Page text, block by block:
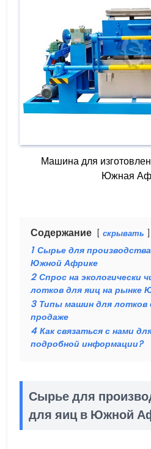
Машина для
Южная
Содержание скрывать
1 Сырье для
Южной Африке
2 Спрос на экологически
лотков для яиц на рынке
3 Типы машин для лотков
продаже
4 Как связаться с нами
подробной информации?
Сырье для
для яиц в Южной